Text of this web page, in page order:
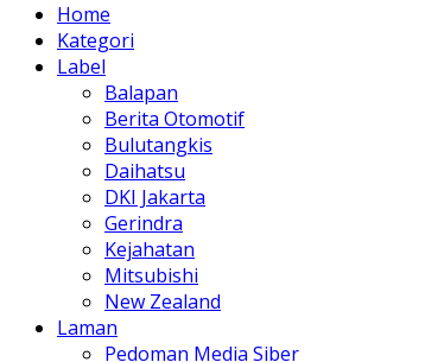
Home
Kategori
Label
Balapan
Berita Otomotif
Bulutangkis
Daihatsu
DKI Jakarta
Gerindra
Kejahatan
Mitsubishi
New Zealand
Laman
Pedoman Media Siber